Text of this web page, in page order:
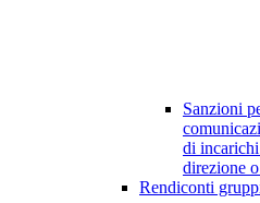
Sanzioni
di
direzione
Rendiconti